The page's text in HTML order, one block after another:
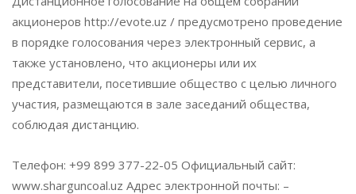
акционеров http://evote.uz / предусмотрено проведение
в порядке голосования через электронный сервис, а
также установлено, что акционеры или их
представители, посетившие общество с целью личного
участия, размещаются в зале заседаний общества,
соблюдая дистанцию.
Телефон: +99 899 377-22-05 Официальный сайт:
www.sharguncoal.uz Адрес электронной почты: –